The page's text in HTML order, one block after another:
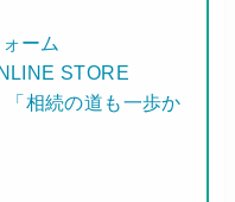
ーム
STORE
相続の道も一歩か